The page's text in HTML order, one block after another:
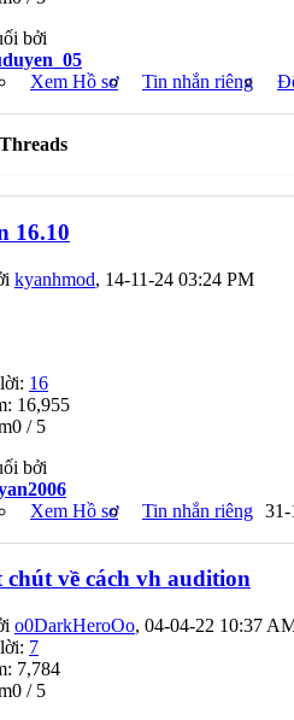
bởi
Xem Hồ sơ
Tin nhắn riêng
16.10
kyanhmod, 14-11-24 03:24 PM
16
16,955
/ 5
bởi
Xem Hồ sơ
Tin nhắn riêng 31-
về cách vh audition
o0DarkHeroOo, 04-04-22 10:37
7
7,784
/ 5